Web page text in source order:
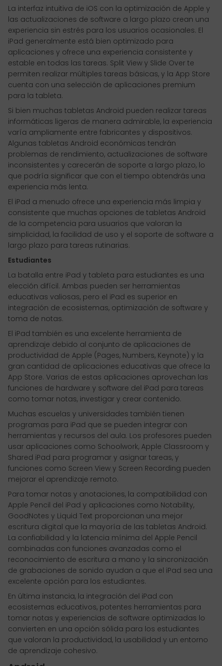
La interfaz intuitiva de iOS con la optimización de Apple y
las actualizaciones de software a largo plazo crean una
experiencia sin estrés para los usuarios ocasionales. El
iPad generalmente está bien optimizado para
aplicaciones y ofrece una experiencia consistente y
estable en todas las tareas. Split View y Slide Over te
permiten realizar múltiples tareas básicas, y la App Store
cuenta con una selección de aplicaciones premium
para la tableta.
Si bien muchas tabletas Android pueden realizar tareas
informáticas ligeras de manera admirable, la experiencia
varía ampliamente entre fabricantes y dispositivos.
Algunas tabletas Android económicas tendrán
problemas de rendimiento, actualizaciones de software
inconsistentes y carecerán de soporte a largo plazo, lo
que podría significar que con el tiempo obtendrás una
experiencia más lenta.
El iPad a menudo ofrece una experiencia más limpia y
consistente que muchas opciones de tabletas Android
de la competencia para usuarios que valoran la
simplicidad, la facilidad de uso y el soporte de software a
largo plazo para tareas rutinarias.
Estudiantes
La batalla entre iPad y tableta para estudiantes es una
elección difícil. Ambas pueden ser herramientas
educativas valiosas, pero el iPad es superior en
integración de ecosistemas, optimización de software y
toma de notas.
El iPad también es una excelente herramienta de
aprendizaje debido al conjunto de aplicaciones de
productividad de Apple (Pages, Numbers, Keynote) y la
gran cantidad de aplicaciones educativas que ofrece la
App Store. Varias de estas aplicaciones aprovechan las
funciones de hardware y software del iPad para tareas
como tomar notas, investigar y crear contenido.
Muchas escuelas y universidades también tienen
programas para iPad que se pueden integrar con
herramientas y recursos del aula. Los profesores pueden
usar aplicaciones como Schoolwork, Apple Classroom y
Shared iPad para programar y asignar tareas, y
funciones como Screen View y Screen Recording pueden
mejorar el aprendizaje remoto.
Para tomar notas y anotaciones, la compatibilidad con
Apple Pencil del iPad y aplicaciones como Notability,
GoodNotes y Liquid Text proporcionan una mejor
escritura digital que la mayoría de las tabletas Android.
La confiabilidad y la latencia mínima del Apple Pencil
combinadas con funciones avanzadas como el
reconocimiento de escritura a mano y la sincronización
de grabaciones de sonido ayudan a que el iPad sea una
excelente opción para los estudiantes.
En última instancia, la integración del iPad con
ecosistemas educativos, potentes herramientas para
tomar notas y experiencias de software optimizadas lo
convierten en una opción sólida para los estudiantes
que valoran la productividad, la usabilidad y un entorno
de aprendizaje cohesivo.